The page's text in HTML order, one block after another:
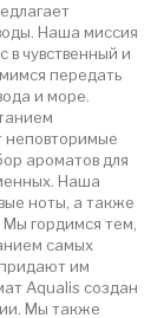
Наша миссия
чувственный и
передать
и море.
неповторимые
ароматов для
Наша
ноты, а также
гордимся тем,
самых
им
Aqualis создан
Мы также